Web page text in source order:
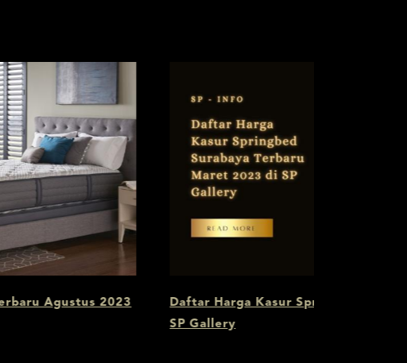
Springbed Surabaya Terbaru Maret 2023 di